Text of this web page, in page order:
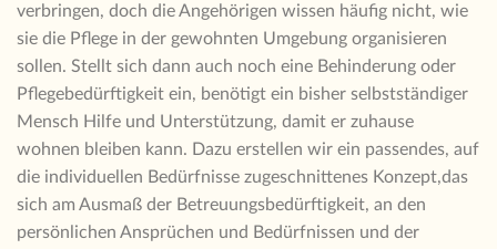
verbringen, doch die Angehörigen wissen häufig nicht, wie
sie die Pflege in der gewohnten Umgebung organisieren
sollen. Stellt sich dann auch noch eine Behinderung oder
Pflegebedürftigkeit ein, benötigt ein bisher selbstständiger
Mensch Hilfe und Unterstützung, damit er zuhause
wohnen bleiben kann. Dazu erstellen wir ein passendes, auf
die individuellen Bedürfnisse zugeschnittenes Konzept,das
sich am Ausmaß der Betreuungsbedürftigkeit, an den
persönlichen Ansprüchen und Bedürfnissen und der